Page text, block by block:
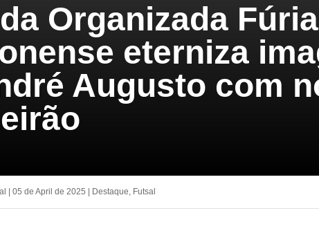
Organizada Fúria
eterniza
Augusto com
05 de April de 2025 Destaque, Futsal